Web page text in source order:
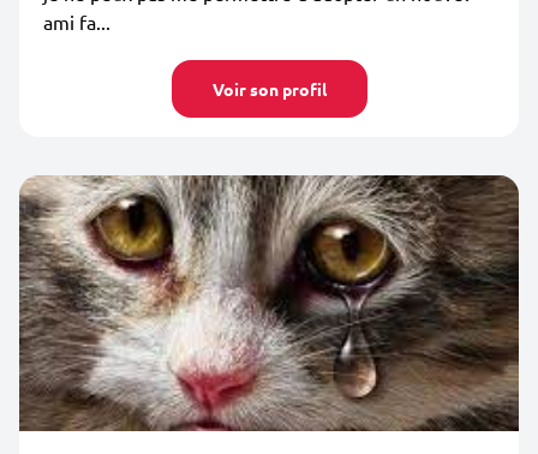
ami fa...
Voir son profil